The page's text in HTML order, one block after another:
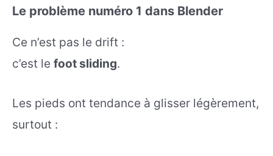
Le problème numéro 1 dans Blender
Ce n’est pas le drift :
c’est le foot sliding.
Les pieds ont tendance à glisser légèrement,
surtout :